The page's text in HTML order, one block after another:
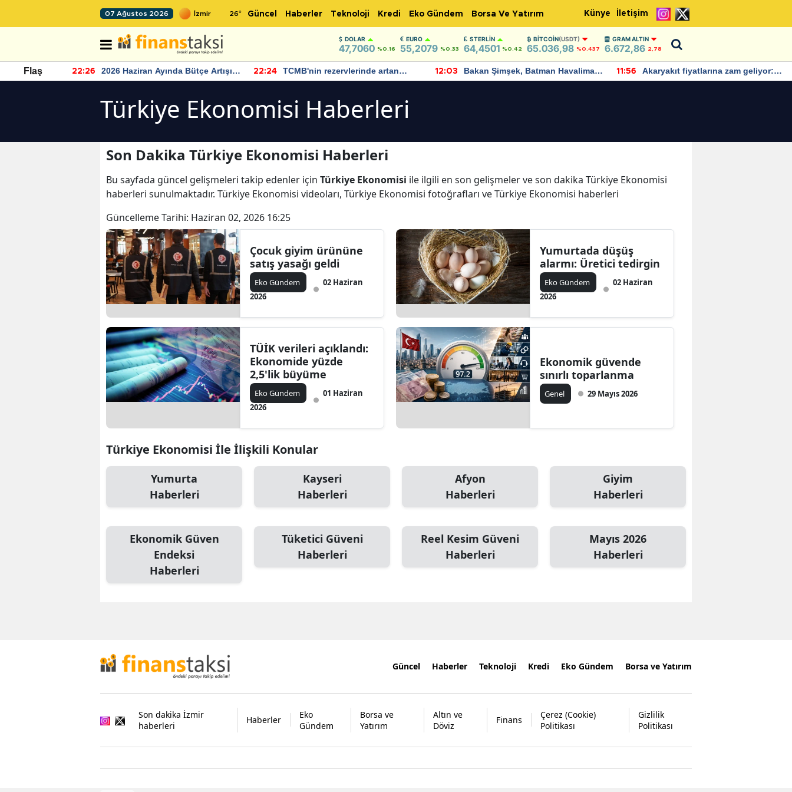
07 Ağustos 2026 26° Güncel Haberler Teknoloji Kredi Eko Gündem Borsa Ve Yatırım Künye İletişim
DOLAR
47,7060 %0.16
EURO
55,2079 %0.33
STERLIN
64,4501 %0.42
BITCOIN(USDT)
65.036,98 %0.437
GRAM ALTIN
6.672,86 2,78
Flaş 22:26
2026 Haziran Ayında Bütçe Artışı
Yaşandı
22:24
TCMB'nin rezervlerinde artan
momentum devam ediyor
12:03
Bakan Şimşek, Batman Havalimanı
için umut verici açıklamalarda
11:56
Akaryakıt fiyatlarına zam geliyor:
Yeni tarih açıklandı
Türkiye Ekonomisi Haberleri
Son Dakika Türkiye Ekonomisi Haberleri
Bu sayfada güncel gelişmeleri takip edenler için Türkiye Ekonomisi ile ilgili en son gelişmeler ve son dakika Türkiye Ekonomisi
haberleri sunulmaktadır. Türkiye Ekonomisi videoları, Türkiye Ekonomisi fotoğrafları ve Türkiye Ekonomisi haberleri
Güncelleme Tarihi: Haziran 02, 2026 16:25
Çocuk giyim ürününe
satış yasağı geldi
Eko Gündem
02 Haziran
2026
Yumurtada düşüş
alarmı: Üretici tedirgin
Eko Gündem
02 Haziran
2026
TÜİK verileri açıklandı:
Ekonomide yüzde
2,5'lik büyüme
Eko Gündem
01 Haziran
2026
Ekonomik güvende
sınırlı toparlanma
Genel 29 Mayıs 2026
Türkiye Ekonomisi İle İlişkili Konular
Yumurta
Haberleri
Kayseri
Haberleri
Afyon
Haberleri
Giyim
Haberleri
Ekonomik Güven
Endeksi
Haberleri
Tüketici Güveni
Haberleri
Reel Kesim Güveni
Haberleri
Mayıs 2026
Haberleri
Güncel Haberler Teknoloji Kredi Eko Gündem Borsa ve Yatırım
Son dakika İzmir
haberleri
Haberler
Eko
Gündem
Borsa ve
Yatırım
Altın ve
Döviz
Finans
Çerez (Cookie)
Politikası
Gizlilik
Politikası